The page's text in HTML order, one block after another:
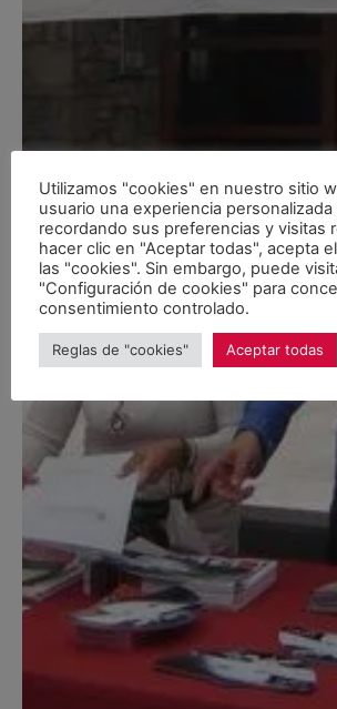
Utilizamos "cookies" en nuestro sitio
usuario una experiencia
recordando sus preferencias y visitas
hacer clic en "Aceptar todas", acepta
las "cookies". Sin embargo, puede
"Configuración de cookies" para
consentimiento controlado.
Reglas de "cookies" Aceptar todas